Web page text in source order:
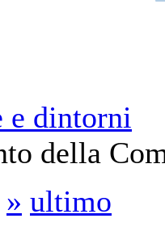
e dintorni
della
» ultimo